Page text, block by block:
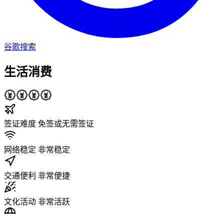
谷歌搜索
生活消费
签证难度 免签或无需签证
网络稳定 非常稳定
交通便利 非常便捷
文化活动 非常活跃